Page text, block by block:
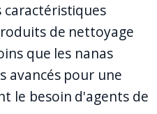
caractéristiques
de nettoyage
que les nanas
avancés pour une
le besoin d'agents de